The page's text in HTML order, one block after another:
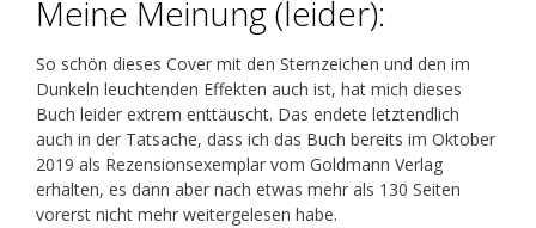
Meine Meinung (leider):
So schön dieses Cover mit den Sternzeichen und den im
Dunkeln leuchtenden Effekten auch ist, hat mich dieses
Buch leider extrem enttäuscht. Das endete letztendlich
auch in der Tatsache, dass ich das Buch bereits im Oktober
2019 als Rezensionsexemplar vom Goldmann Verlag
erhalten, es dann aber nach etwas mehr als 130 Seiten
vorerst nicht mehr weitergelesen habe.